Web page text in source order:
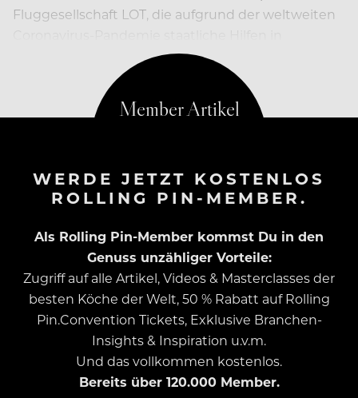
Fluggesellschaft LOT, die aufgrund der weltweiten
Anspruch nehmen musste, ist gescheitert.
WERDE JETZT KOSTENLOS
ROLLING PIN-MEMBER.
Als Rolling Pin-Member kommst Du in den
Genuss unzähliger Vorteile:
Zugriff auf alle Artikel, Videos & Masterclasses der
besten Köche der Welt, 50 % Rabatt auf Rolling
Pin.Convention Tickets, Exklusive Branchen-
Insights & Inspiration u.v.m.
Und das vollkommen kostenlos.
Bereits über 120.000 Member.